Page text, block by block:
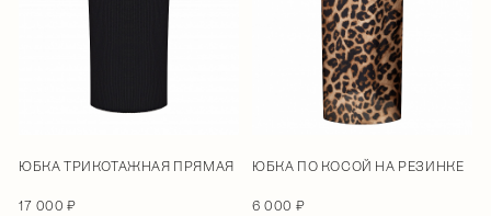
ЮБКА ТРИКОТАЖНАЯ ПРЯМАЯ
17 000 ₽
ЮБКА ПО КОСОЙ НА РЕЗИНКЕ
6 000 ₽